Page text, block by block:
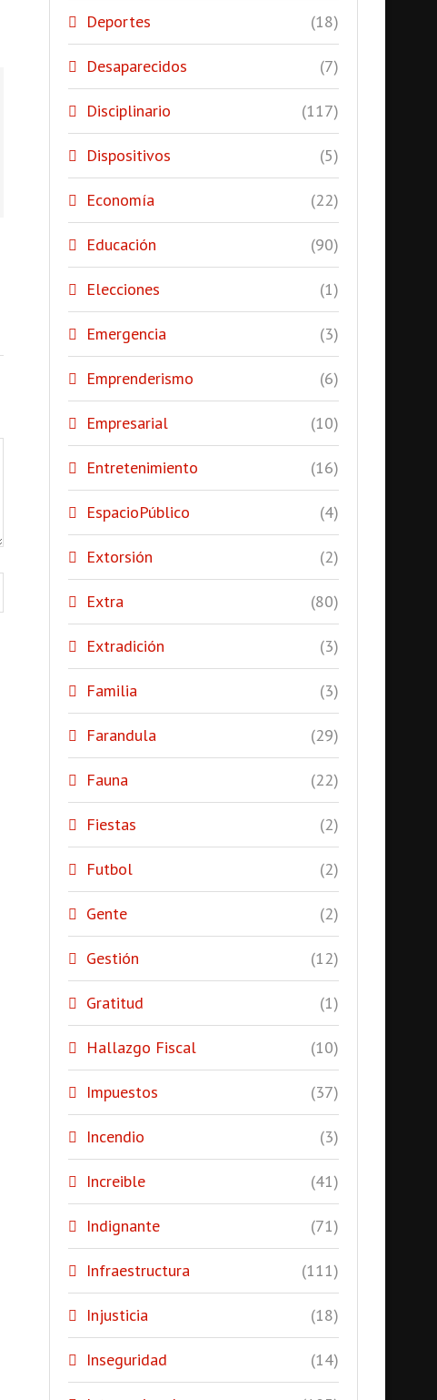
Deportes (18)
Desaparecidos (7)
Disciplinario (117)
Dispositivos (5)
Economía (22)
Educación (90)
Elecciones (1)
Emergencia (3)
Emprenderismo (6)
Empresarial (10)
Entretenimiento (16)
EspacioPúblico (4)
Extorsión (2)
Extra (80)
Extradición (3)
Familia (3)
Farandula (29)
Fauna (22)
Fiestas (2)
Futbol (2)
Gente (2)
Gestión (12)
Gratitud (1)
Hallazgo Fiscal (10)
Impuestos (37)
Incendio (3)
Increible (41)
Indignante (71)
Infraestructura (111)
Injusticia (18)
Inseguridad (14)